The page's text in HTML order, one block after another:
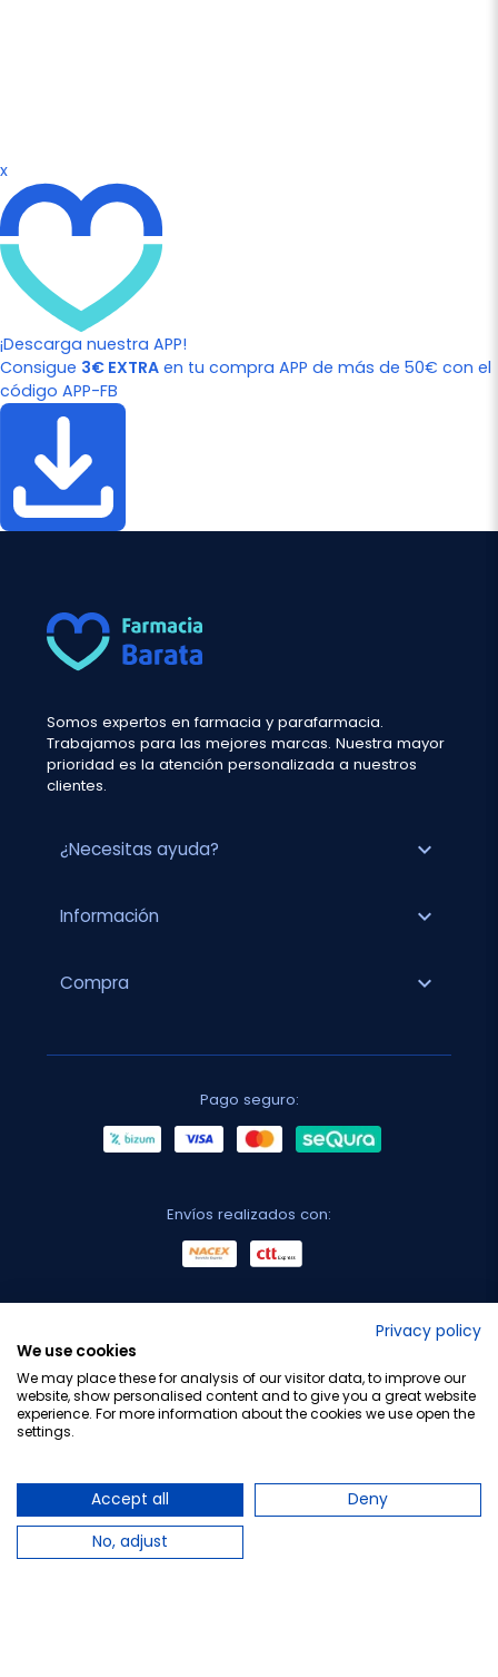
x
¡Descarga nuestra APP!
Consigue 3€ EXTRA en tu compra APP de más de 50€ con el
código APP-FB
Somos expertos en farmacia y parafarmacia.
Trabajamos para las mejores marcas. Nuestra mayor
prioridad es la atención personalizada a nuestros
clientes.
¿Necesitas ayuda? expand_more
Información expand_more
Compra expand_more
Pago seguro:
Envíos realizados con:
Privacy policy
We use cookies
We may place these for analysis of our visitor data, to improve our
website, show personalised content and to give you a great website
experience. For more information about the cookies we use open the
settings.
Accept all
Deny
No, adjust